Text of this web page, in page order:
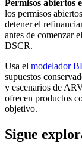
Permisos abiertos
los permisos
detener el
antes de comenzar
DSCR.
Usa el modelador
supuestos
y escenarios de
ofrecen productos
objetivo.
Sigue